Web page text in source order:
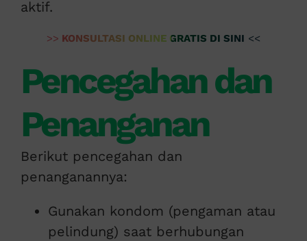
aktif.
>> KONSULTASI ONLINE GRATIS DI SINI <<
Pencegahan dan
Penanganan
Berikut pencegahan dan
penanganannya:
Gunakan kondom (pengaman atau
pelindung) saat berhubungan